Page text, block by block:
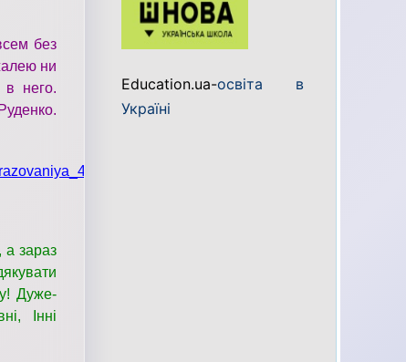
без
ни
него.
1188703466
а зараз
Дуже-
Інні
Education.ua-освіта в
Україні